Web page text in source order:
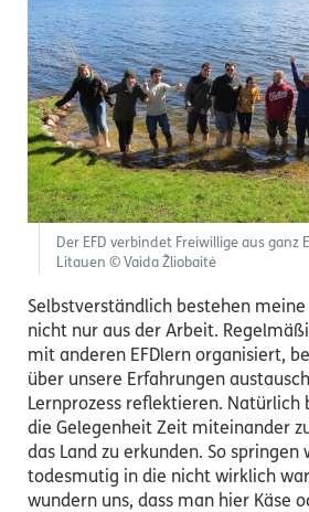
Der EFD verbindet Freiwillige aus ganz
Litauen © Vaida Žliobaitė
Selbstverständlich bestehen
nicht nur aus der Arbeit.
mit anderen EFDlern organisiert,
über unsere Erfahrungen
Lernprozess reflektieren. Natürlich
die Gelegenheit Zeit miteinander
das Land zu erkunden. So
todesmutig in die nicht wirklich
wundern uns, dass man hier Käse